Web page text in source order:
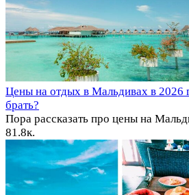
Цены на отдых в Мальдивах в 2026
брать?
Пора рассказать про цены на
81.8к.